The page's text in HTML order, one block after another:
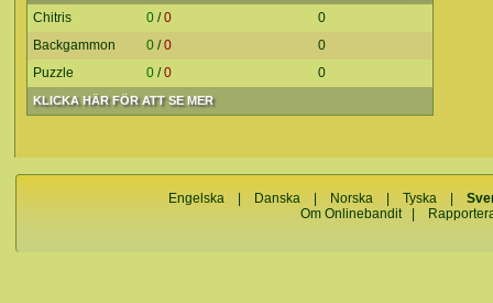
KLICKA HÄR FÖR ATT SE MER
Chitris 0 /0
0
Backgammon
0 /0
0
Puzzle
0 /0 0
Engelska Danska Norska |Tyska |
Om Onlinebandit|